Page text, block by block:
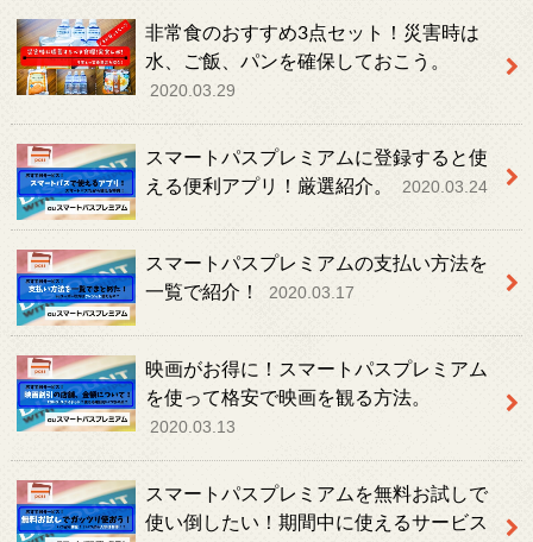
非常食のおすすめ3点セット！災害時は
水、ご飯、パンを確保しておこう。
2020.03.29
スマートパスプレミアムに登録すると使
える便利アプリ！厳選紹介。
2020.03.24
スマートパスプレミアムの支払い方法を
一覧で紹介！
2020.03.17
映画がお得に！スマートパスプレミアム
を使って格安で映画を観る方法。
2020.03.13
スマートパスプレミアムを無料お試しで
使い倒したい！期間中に使えるサービス